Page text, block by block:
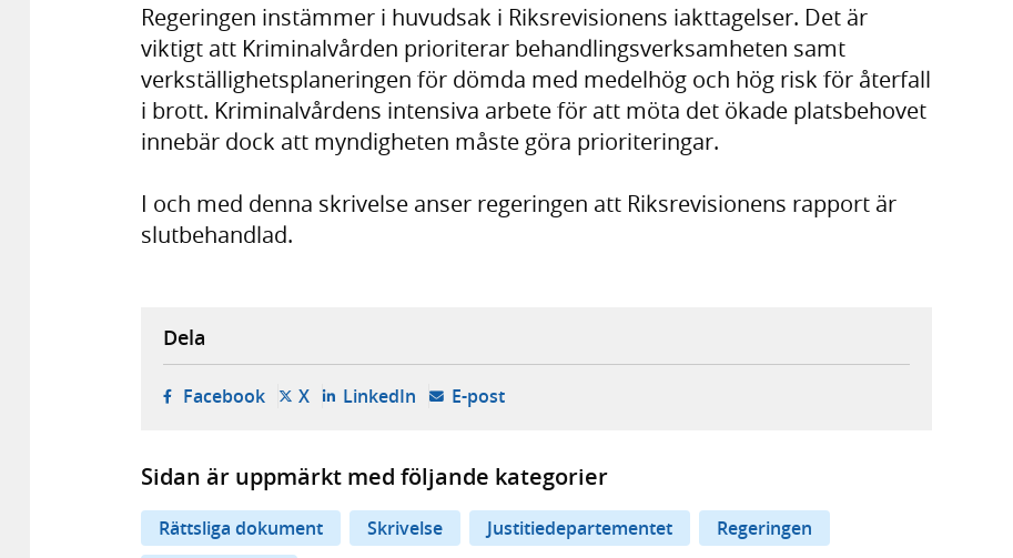
Regeringen instämmer i huvudsak i Riksrevisionens iakttagelser. Det är
viktigt att Kriminalvården prioriterar behandlingsverksamheten samt
verkställighetsplaneringen för dömda med medelhög och hög risk för återfall
i brott. Kriminalvårdens intensiva arbete för att möta det ökade platsbehovet
innebär dock att myndigheten måste göra prioriteringar.
I och med denna skrivelse anser regeringen att Riksrevisionens rapport är
slutbehandlad.
Dela
Facebook- öppnas i ny flik, extern webbplats,
X- öppnas i ny flik, extern webbplats,
LinkedIn- öppnas i ny flik, extern webbplats,
E-post- öppnar din e-postklient,
Sidan är uppmärkt med följande kategorier
Rättsliga dokument Skrivelse Justitiedepartementet
Regeringen